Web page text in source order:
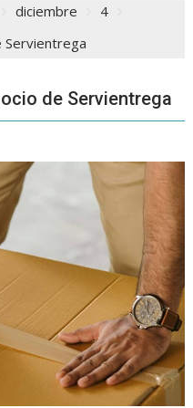
diciembre
4
Servientrega
de Servientrega